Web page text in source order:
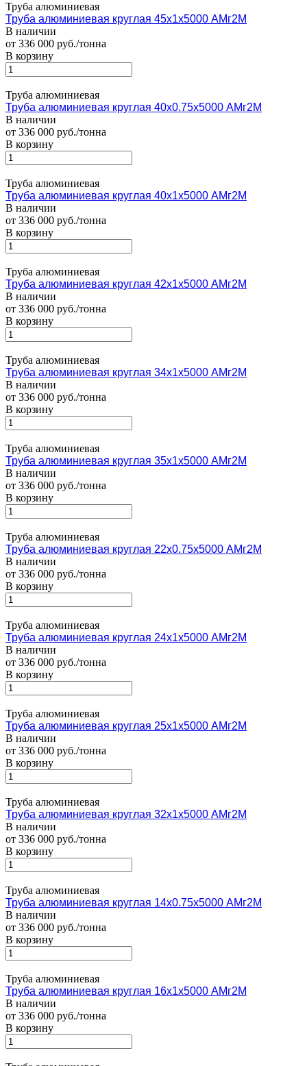
Труба алюминиевая
Труба алюминиевая круглая 45х1х5000 АМг2М
В наличии
от 336 000 руб./тонна
В корзину
Труба алюминиевая
Труба алюминиевая круглая 40х0.75х5000 АМг2М
В наличии
от 336 000 руб./тонна
В корзину
Труба алюминиевая
Труба алюминиевая круглая 40х1х5000 АМг2М
В наличии
от 336 000 руб./тонна
В корзину
Труба алюминиевая
Труба алюминиевая круглая 42х1х5000 АМг2М
В наличии
от 336 000 руб./тонна
В корзину
Труба алюминиевая
Труба алюминиевая круглая 34х1х5000 АМг2М
В наличии
от 336 000 руб./тонна
В корзину
Труба алюминиевая
Труба алюминиевая круглая 35х1х5000 АМг2М
В наличии
от 336 000 руб./тонна
В корзину
Труба алюминиевая
Труба алюминиевая круглая 22х0.75х5000 АМг2М
В наличии
от 336 000 руб./тонна
В корзину
Труба алюминиевая
Труба алюминиевая круглая 24х1х5000 АМг2М
В наличии
от 336 000 руб./тонна
В корзину
Труба алюминиевая
Труба алюминиевая круглая 25х1х5000 АМг2М
В наличии
от 336 000 руб./тонна
В корзину
Труба алюминиевая
Труба алюминиевая круглая 32х1х5000 АМг2М
В наличии
от 336 000 руб./тонна
В корзину
Труба алюминиевая
Труба алюминиевая круглая 14х0.75х5000 АМг2М
В наличии
от 336 000 руб./тонна
В корзину
Труба алюминиевая
Труба алюминиевая круглая 16х1х5000 АМг2М
В наличии
от 336 000 руб./тонна
В корзину